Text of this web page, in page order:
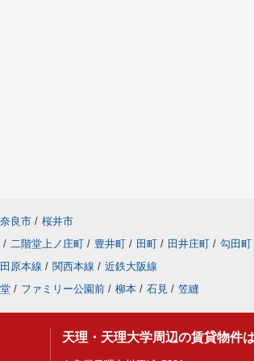
奈良市 / 桜井市
/ 二階堂上ノ庄町 / 豊井町 / 田町 / 田井庄町 / 勾田町
原本線 / 関西本線 / 近鉄大阪線
/ ファミリー公園前 / 柳本 / 石見 / 笠縫
天理・天理大学周辺の賃貸物件